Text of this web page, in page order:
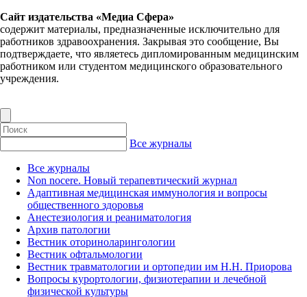
Сайт издательства «Медиа Сфера»
содержит материалы, предназначенные исключительно для
работников здравоохранения. Закрывая это сообщение, Вы
подтверждаете, что являетесь дипломированным медицинским
работником или студентом медицинского образовательного
учреждения.
Все журналы
Все журналы
Non nocere. Новый терапевтический журнал
Адаптивная медицинская иммунология и вопросы
общественного здоровья
Анестезиология и реаниматология
Архив патологии
Вестник оториноларингологии
Вестник офтальмологии
Вестник травматологии и ортопедии им Н.Н. Приорова
Вопросы курортологии, физиотерапии и лечебной
физической культуры